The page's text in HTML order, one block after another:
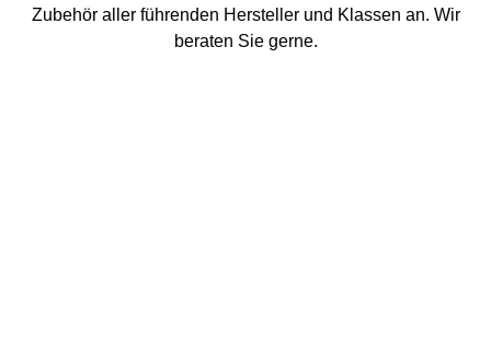
Zubehör aller führenden Hersteller und Klassen an. Wir
beraten Sie gerne.